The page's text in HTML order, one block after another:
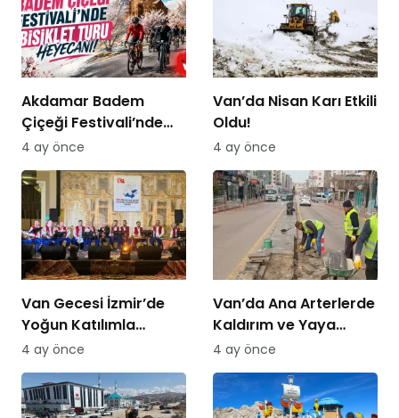
Akdamar Badem
Çiçeği Festivali’nde
Bisiklet Turu Heyecanı
4 ay önce
Van’da Nisan Karı Etkili
Oldu!
4 ay önce
Van Gecesi İzmir’de
Yoğun Katılımla
Düzenlendi
4 ay önce
Van’da Ana Arterlerde
Kaldırım ve Yaya
Yolları Yenileniyor
4 ay önce